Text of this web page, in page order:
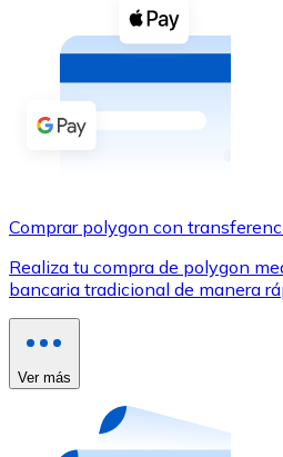
Compra criptomonedas
Comprar con efectivo
Transferencia SEPA
Tarjeta de crédito / débito
Utiliza tarjetas Visa y
Comprar con tarjeta
Compra tarjetas regalo de
Comprar polygon con
Realiza tu compra de polygon
bancaria tradicional de manera
Ver más